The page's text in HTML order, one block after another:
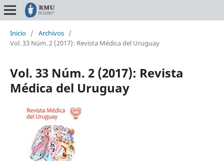
Inicio / Archivos /
Vol. 33 Núm. 2 (2017): Revista Médica del Uruguay
Vol. 33 Núm. 2 (2017): Revista
Médica del Uruguay